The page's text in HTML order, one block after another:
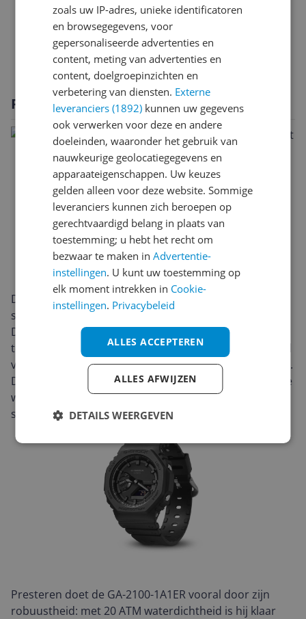
Technisch
Verpakking
Productomschrijving
De Casio G-Shock GA-2100-1A1ER combineert een
strakke, volledig zwarte look met G-Shock-toughness.
De 45,5 mm horlogekast oogt modern en draagbaar,
terwijl het mineraalglas en de resin band zijn gebouwd
voor dagelijks gebruik in veeleisende omstandigheden.
De karakteristieke, hoekige behuizing en monochrome
wijzerplaat geven het horloge een minimalistische,
stoere uitstraling die bij elke outfit past.
Presteren doet de GA-2100-1A1ER vooral door zijn
robuustheid: met 20 ATM waterdichtheid is hij klaar
zoals uw IP-adres, unieke identificatoren
en browsegegevens, voor
gepersonaliseerde advertenties en
content, meting van advertenties en
content, doelgroepinzichten en
verbetering van diensten. Externe
leveranciers (1892) kunnen uw gegevens
ook verwerken voor deze en andere
doeleinden, waaronder het gebruik van
nauwkeurige geolocatiegegevens en
apparaateigenschappen. Uw keuzes
gelden alleen voor deze website. Sommige
leveranciers kunnen zich beroepen op
gerechtvaardigd belang in plaats van
toestemming; u hebt het recht om
bezwaar te maken inAdvertentie-
instellingen. U kunt uw toestemming op
elk moment intrekken in Cookie-
instellingen. Privacybeleid
ALLES ACCEPTEREN
ALLES AFWIJZEN
DETAILS WEERGEVEN